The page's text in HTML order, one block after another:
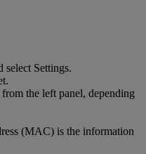
select Settings.
the left panel, depending
(MAC) is the information